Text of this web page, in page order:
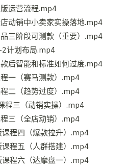
运营流程.mp4
动销中小卖家实操落地.mp4
三阶段可测款（重要）.mp4
计划布局.mp4
后智能和标准如何过度.mp4
一（赛马测款）.mp4
二（趋势过度）.mp4
程三（动销实操）.mp4
三（全店动销）.mp4
课程四（爆款拉升）.mp4
课程五（人群搭建）.mp4
课程六（达摩盘一）.mp4